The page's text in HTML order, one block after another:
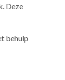
Deze
behulp